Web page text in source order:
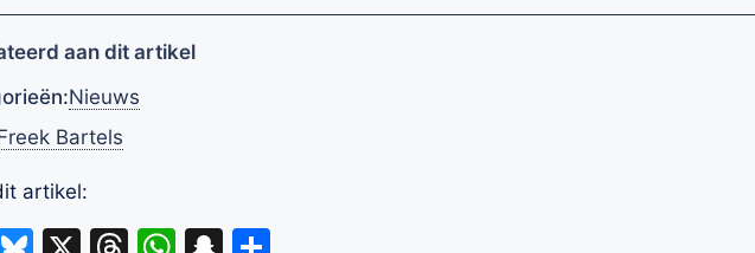
aan dit artikel
Nieuws
Bartels
artikel: